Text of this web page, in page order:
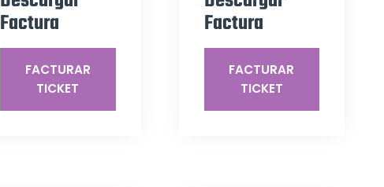
Factura
FACTURAR
TICKET
Factura
FACTURAR
TICKET